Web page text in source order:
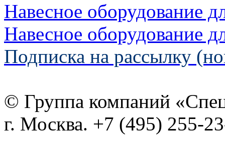
Навесное оборудование
Навесное оборудование
Подписка на рассылку
© Группа компаний
г. Москва. +7 (495) 255-